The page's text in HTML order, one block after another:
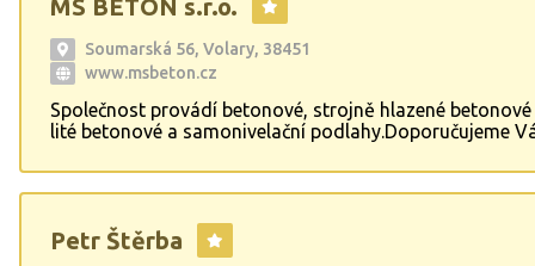
MS BETON s.r.o.
Soumarská 56, Volary, 38451
www.msbeton.cz
Společnost provádí betonové, strojně hlazené
lité betonové a samonivelační podlahy.Doporučujeme
hlazených betonových potěrů z těchto důvodů: získáte
hladkou kvalitní podlahu, urychlíte výstavbu, vhodné
dopravit do velkých vzdáleností, případně výšek.
Petr Štěrba